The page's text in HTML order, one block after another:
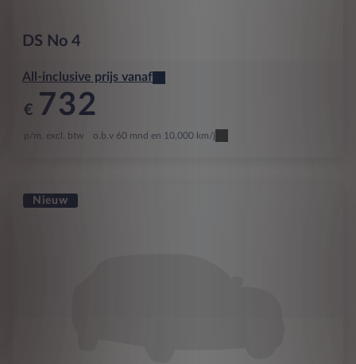
DS No 4
All-inclusive prijs vanaf
€ 732
p/m. excl. btw o.b.v 60 mnd en 10,000 km/j
Nieuw